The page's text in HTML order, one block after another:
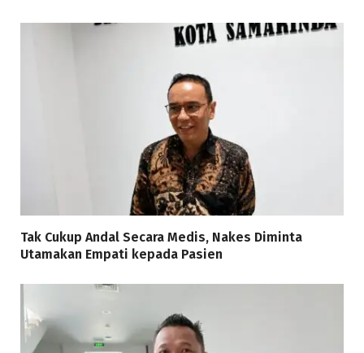
Tak Cukup Andal Secara Medis, Nakes Diminta
Utamakan Empati kepada Pasien